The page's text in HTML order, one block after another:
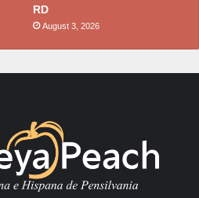
RD
August 3, 2026